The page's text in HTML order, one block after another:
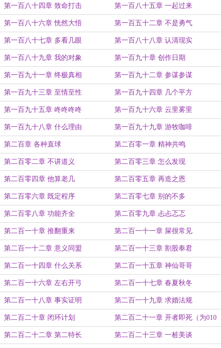
第一百八十四章 致命打击 第一百八十五章 一起过来
第一百八十六章 恍然大悟 第一百五十二章 不是勇气
第一百八十七章 多看几眼 第一百八十八章 认清现实
第一百八十九章 我的对象 第一百九十章 创作日期
第一百九十一章 终极真相 第一百九十二章 参谋参谋
第一百九十三章 至情至性 第一百九十四章 几个平方
第一百九十五章 咚咚咚咚 第一百九十六章 云里雾里
第一百九十八章 什么理由 第一百九十九章 游牧咖啡
第二百章 各种直球 第二百零一章 精神共鸣
第二百零二章 不讲道义 第二百零三章 怎么发现
第二百零四章 他算老几 第二百零五章 再造之恩
第二百零六章 既定程序 第二百零七章 别的不多
第二百零八章 功能齐全 第二百零九章 忐忐忑忑
第二百一十章 推翻重来 第二百一十一章 屎很常见
第二百一十二章 意义同盟 第二百一十三章 割股奉君
第二百一十四章 什么关系 第二百一十五章 神仙哥哥
第二百一十六章 左右开弓 第二百一十七章 春夏秋冬
第二百一十八章 事实证明 第二百一十九章 求婚法规
第二百二十章 闭环计划 第二百二十一章 开者即死（为010
号盟主@上山打老虎额加更）
第二百二十二章 第二特长 第二百二十三章 一桩美谈